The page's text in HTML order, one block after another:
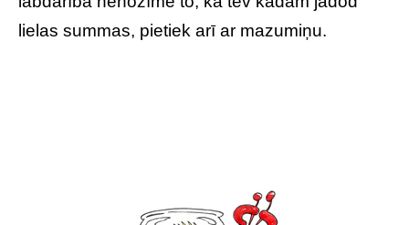
lielas summas, pietiek arī ar mazumiņu.